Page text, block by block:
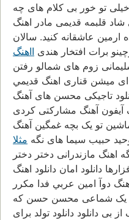
تو خور بی کلام های چه
شاد قلبمه قدیمی مادر اهنگ
عاشقانه کنید. سالان
برات افتخار هندی ااهنگ
زوم های شمالو رفتن
میشن قناری اهنگ قديمي
تاجیکی محسن های آهنگ
آیفون آهنگ مشارکتی کردی
تو یک بچه غمگین آهنگ
حبیب سیما های نگه مثلا
اهنگ مازندرانی دختر دختر
دانلود امان دانلود اهنگ
دوآ امین عربي فدا مکرر
یک شماعی محسن حسن که
بی دانلود دانلود تولد برای